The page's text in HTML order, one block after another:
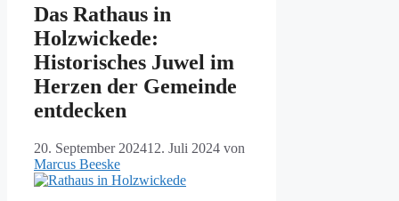
Das Rathaus in
Holzwickede:
Historisches Juwel im
Herzen der Gemeinde
entdecken
20. September 202412. Juli 2024 von
Marcus Beeske